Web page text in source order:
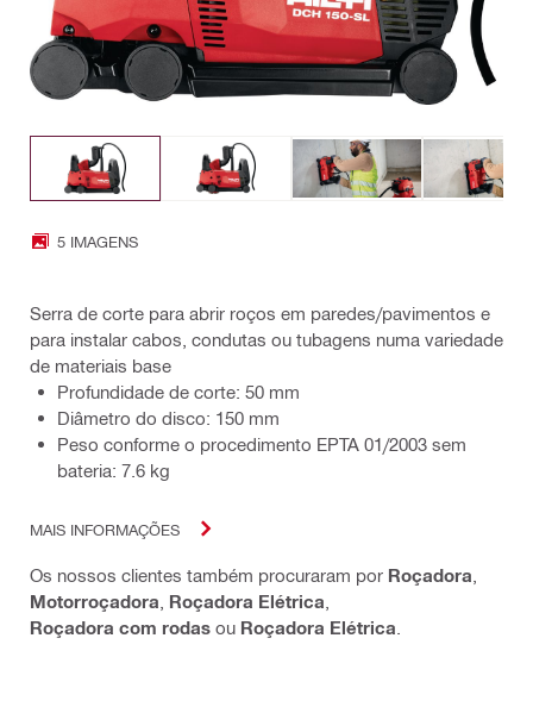
5 IMAGENS
Serra de corte para abrir roços em paredes/pavimentos e
para instalar cabos, condutas ou tubagens numa variedade
de materiais base
Profundidade de corte: 50 mm
Diâmetro do disco: 150 mm
Peso conforme o procedimento EPTA 01/2003 sem
bateria: 7.6 kg
MAIS INFORMAÇÕES
Os nossos clientes também procuraram por Roçadora
Motorroçadora Roçadora Elétrica
Roçadora com rodas ou Roçadora Elétrica